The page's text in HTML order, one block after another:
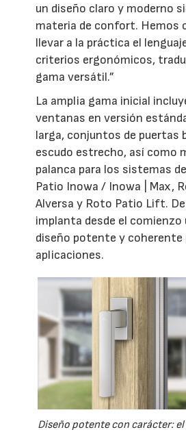
un diseño claro y moderno
materia de confort. Hemos
llevar a la práctica el
criterios ergonómicos,
gama versátil.”
La amplia gama inicial
ventanas en versión
larga, conjuntos de puertas
escudo estrecho, así como
palanca para los sistemas
Patio Inowa / Inowa | Max,
Alversa y Roto Patio Lift.
implanta desde el comienzo
diseño potente y coherente
aplicaciones.
Diseño potente con carácter: